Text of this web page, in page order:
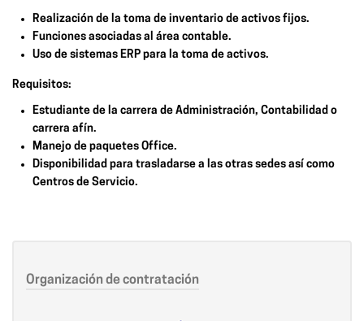
Realización de la toma de inventario de activos fijos.
Funciones asociadas al área contable.
Uso de sistemas ERP para la toma de activos.
Requisitos:
Estudiante de la carrera de Administración, Contabilidad o
carrera afín.
Manejo de paquetes Office.
Disponibilidad para trasladarse a las otras sedes así como
Centros de Servicio.
Organización de contratación